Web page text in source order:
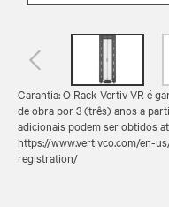
Garantia: O Rack Vertiv VR é
de obra por 3 (três) anos a
adicionais podem ser obtidos
https://www.vertivco.com/en-
registration/